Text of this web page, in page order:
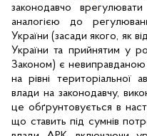
законодавчо
аналогією до
України (засади якого, як
України та прийнятим у
Законом) є невиправданою
на рівні територіальної
влади на законодавчу,
це обґрунтовується в
що ставить під сумнів